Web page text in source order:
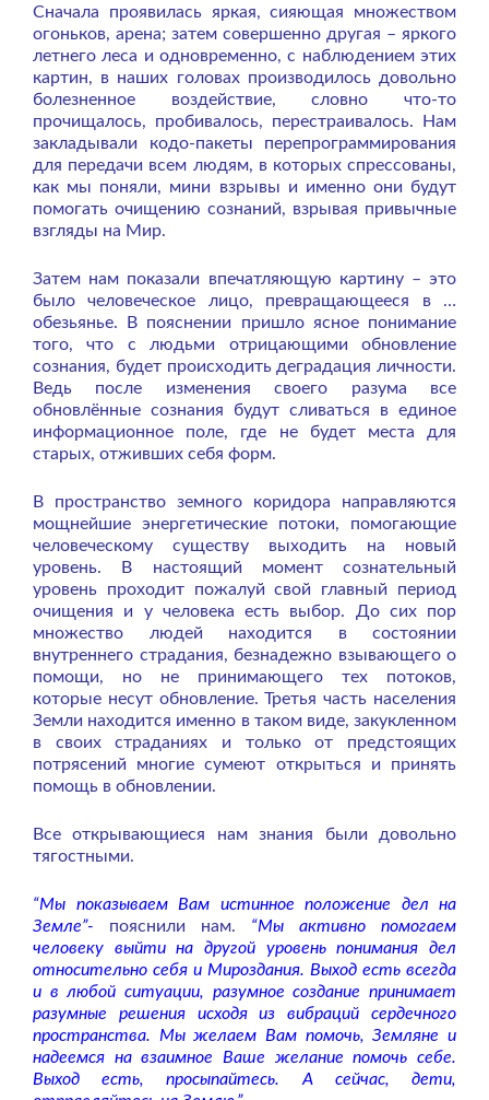
Сначала проявилась яркая, сияющая множеством
огоньков, арена; затем совершенно другая – яркого
летнего леса и одновременно, с наблюдением этих
картин, в наших головах производилось довольно
болезненное воздействие, словно что-то
прочищалось, пробивалось, перестраивалось. Нам
закладывали кодо-пакеты перепрограммирования
для передачи всем людям, в которых спрессованы,
как мы поняли, мини взрывы и именно они будут
помогать очищению сознаний, взрывая привычные
взгляды на Мир.
Затем нам показали впечатляющую картину – это
было человеческое лицо, превращающееся в …
обезьянье. В пояснении пришло ясное понимание
того, что с людьми отрицающими обновление
сознания, будет происходить деградация личности.
Ведь после изменения своего разума все
обновлённые сознания будут сливаться в единое
информационное поле, где не будет места для
старых, отживших себя форм.
В пространство земного коридора направляются
мощнейшие энергетические потоки, помогающие
человеческому существу выходить на новый
уровень. В настоящий момент сознательный
уровень проходит пожалуй свой главный период
очищения и у человека есть выбор. До сих пор
множество людей находится в состоянии
внутреннего страдания, безнадежно взывающего о
помощи, но не принимающего тех потоков,
которые несут обновление. Третья часть населения
Земли находится именно в таком виде, закукленном
в своих страданиях и только от предстоящих
потрясений многие сумеют открыться и принять
помощь в обновлении.
Все открывающиеся нам знания были довольно
тягостными.
“Мы показываем Вам истинное положение дел на
Земле”- пояснили нам. “Мы активно помогаем
человеку выйти на другой уровень понимания дел
относительно себя и Мироздания. Выход есть всегда
и в любой ситуации, разумное создание принимает
разумные решения исходя из вибраций сердечного
пространства. Мы желаем Вам помочь, Земляне и
надеемся на взаимное Ваше желание помочь себе.
Выход есть, просыпайтесь. А сейчас, дети,